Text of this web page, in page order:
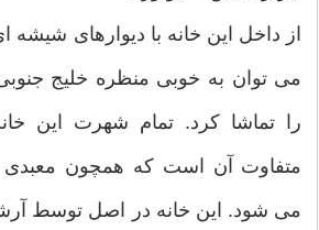
از داخل این خانه با دیوارهای شیشه
می توان به خوبی منظره خلیج
را تماشا کرد. تمام شهرت این
متفاوت آن است که همچون معبدی
می شود. این خانه در اصل توسط